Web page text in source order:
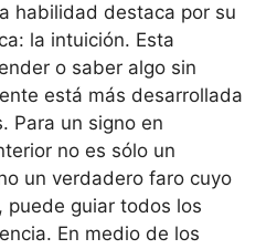
habilidad destaca por su
la intuición. Esta
o saber algo sin
está más desarrollada
Para un signo en
no es sólo un
un verdadero faro cuyo
puede guiar todos los
En medio de los